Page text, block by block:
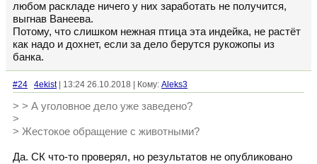
любом раскладе ничего у них заработать не получится,
выгнав Ванеева.
Потому, что слишком нежная птица эта индейка, не растёт
как надо и дохнет, если за дело берутся рукожопы из
банка.
#24 4ekist| 13:24 26.10.2018 | Кому: Aleks3
> > А уголовное дело уже заведено?
>
> Жестокое обращение с животными?
Да. СК что-то проверял, но результатов не опубликовано